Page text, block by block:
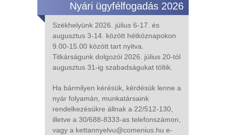
Nyári ügyfélfogadás 2026
Székhelyünk 2026. július 6-17. és
augusztus 3-14. között hétköznapokon
9.00-15.00 között tart nyitva.
Titkárságunk dolgozói 2026. július 20-tól
augusztus 31-ig szabadságukat töltik.
Ha bármilyen kérésük, kérdésük lenne a
nyár folyamán, munkatársaink
rendelkezésükre állnak a 22/512-130,
illetve a 30/688-8333-as telefonszámon,
vagy a kettannyelvu@comenius.hu e-